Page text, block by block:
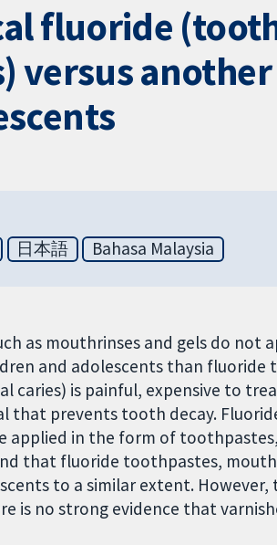
fluoride
versus
日本語 Bahasa Malaysia
as mouthrinses and gels do not
and adolescents than fluoride
caries) is painful, expensive to
that prevents tooth decay.
applied in the form of
that fluoride toothpastes,
to a similar extent.
is no strong evidence that